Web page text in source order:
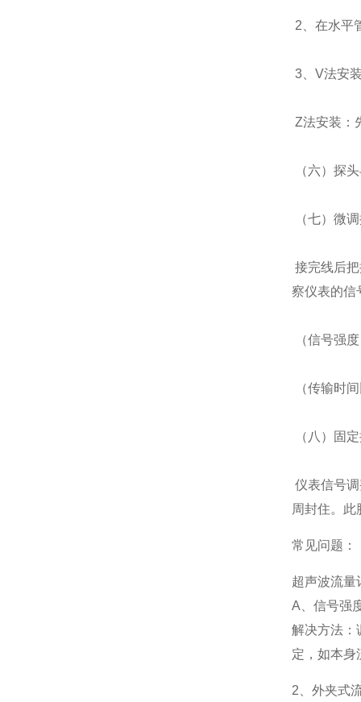
2、在水平
3、V法安
Z法安装：
（六）探
（七）微
接完线后
察仪表的信
（信号强
（传输时
（八）固
仪表信号
周封住。此
常见问题：
超声波流量
A、信号强
解决方法：
定，如本身
2、外夹式